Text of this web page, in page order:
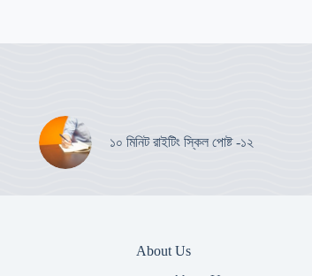
১০ মিনিট রাইটিং স্কিল পোষ্ট -১২
About Us